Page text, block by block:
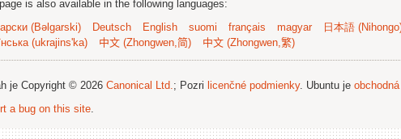
is also available in the following languages:
(Bəlgarski)
Deutsch English suomi français magyar 日本語
(ukrajins'ka)
中文 (Zhongwen,简) 中文 (Zhongwen,繁)
je Copyright © 2026 Canonical Ltd.; Pozri licenčné podmienky. Ubuntu je
a bug on this site.